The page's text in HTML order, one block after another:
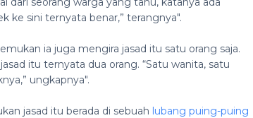
ke sini ternyata benar,” terangnya".
ia juga mengira jasad itu satu orang saja.
itu ternyata dua orang. “Satu wanita, satu
ungkapnya".
jasad itu berada di sebuah lubang puing-puing